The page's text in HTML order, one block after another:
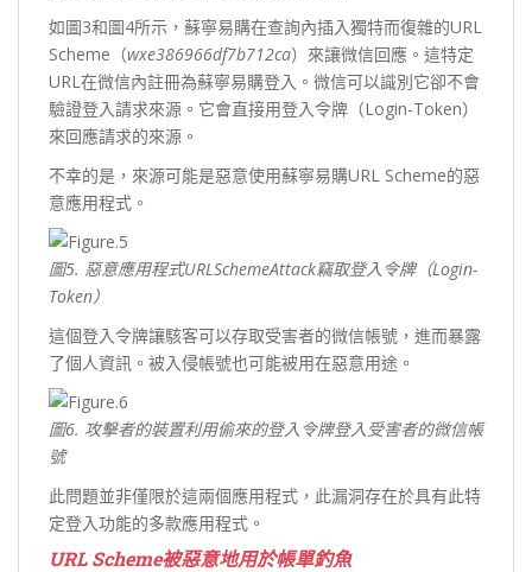
如圖3和圖4所示，蘇寧易購在查詢內插入獨特而復雜的URL
Scheme（wxe386966df7b712ca）來讓微信回應。這特定
URL在微信內註冊為蘇寧易購登入。微信可以識別它卻不會
驗證登入請求來源。它會直接用登入令牌（Login-Token）
來回應請求的來源。
不幸的是，來源可能是惡意使用蘇寧易購URL Scheme的惡
意應用程式。
圖5. 惡意應用程式URLSchemeAttack竊取登入令牌（Login-
Token）
這個登入令牌讓駭客可以存取受害者的微信帳號，進而暴露
了個人資訊。被入侵帳號也可能被用在惡意用途。
圖6. 攻擊者的裝置利用偷來的登入令牌登入受害者的微信帳
號
此問題並非僅限於這兩個應用程式，此漏洞存在於具有此特
定登入功能的多款應用程式。
URL Scheme被惡意地用於帳單釣魚